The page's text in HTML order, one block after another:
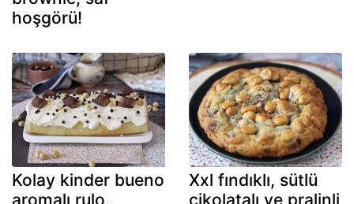
hoşgörü!
Kolay kinder bueno
aromalı rulo,
Xxl fındıklı, sütlü
çikolatalı ve pralinli